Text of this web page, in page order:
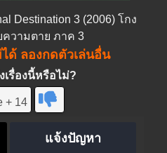
Destination 3 (2006) โกง
ความตาย ภาค 3
ด้ ลองกดตัวเล่นอื่น
รื่องนี้หรือไม่?
+ 14
แจ้งปัญหา